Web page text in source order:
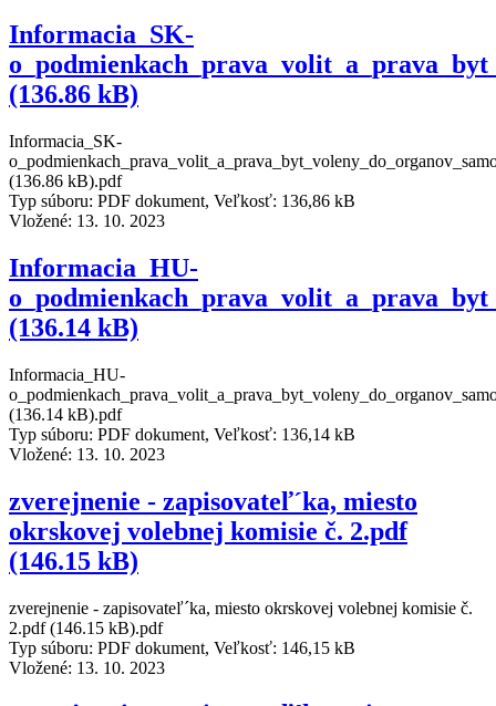
Informacia_SK-
(136.86 kB)
Informacia_SK-
(136.86 kB).pdf
Typ súboru: PDF dokument, Veľkosť: 136,86 kB
Vložené: 13. 10. 2023
Informacia_HU-
(136.14 kB)
Informacia_HU-
(136.14 kB).pdf
Typ súboru: PDF dokument, Veľkosť: 136,14 kB
Vložené: 13. 10. 2023
zverejnenie - zapisovateľ´ka, miesto
okrskovej volebnej komisie č. 2.pdf
(146.15 kB)
zverejnenie - zapisovateľ´ka, miesto okrskovej volebnej komisie č.
2.pdf (146.15 kB).pdf
Typ súboru: PDF dokument, Veľkosť: 146,15 kB
Vložené: 13. 10. 2023